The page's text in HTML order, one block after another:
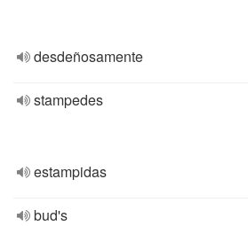
desdeñosamente
stampedes
estampidas
bud's